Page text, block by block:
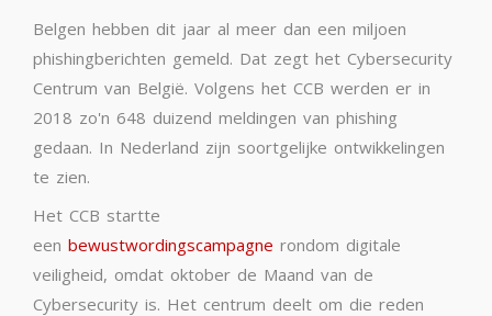
Belgen hebben dit jaar al meer dan een miljoen
phishingberichten gemeld. Dat zegt het Cybersecurity
Centrum van België. Volgens het CCB werden er in
2018 zo'n 648 duizend meldingen van phishing
gedaan. In Nederland zijn soortgelijke ontwikkelingen
te zien.
Het CCB startte
een bewustwordingscampagne rondom digitale
veiligheid, omdat oktober de Maand van de
Cybersecurity is. Het centrum deelt om die reden